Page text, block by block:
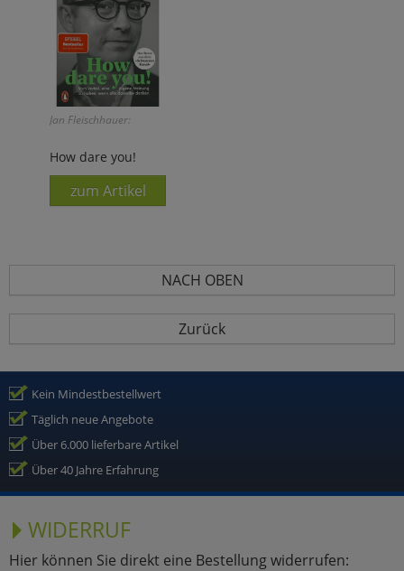
Jan Fleischhauer:
How dare you!
zum Artikel
NACH OBEN
Zurück
Kein Mindestbestellwert
Täglich neue Angebote
Über 6.000 lieferbare Artikel
Über 40 Jahre Erfahrung
WIDERRUF
Hier können Sie direkt eine Bestellung widerrufen: